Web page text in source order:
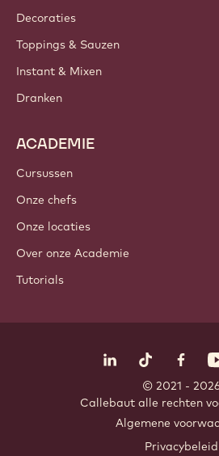
Decoraties
Toppings & Sauzen
Instant & Mixen
Dranken
ACADEMIE
Cursussen
Onze chefs
Onze locaties
Over onze Academie
Tutorials
LinkedIn Opens in a
TikTok Opens
© 2021 -
Callebaut. alle rechten
Algemene
Privacybeleid